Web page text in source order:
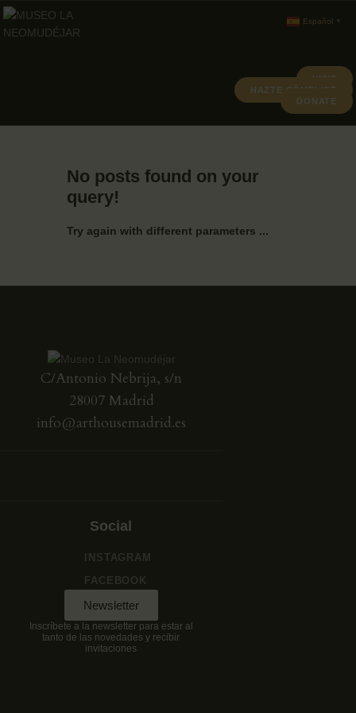
VISIT
HAZTE CÓMPLICE
DONATE
No posts found on your
query!
Try again with different parameters ...
C/Antonio Nebrija, s/n
28007 Madrid
info@arthousemadrid.es
Social
INSTAGRAM
FACEBOOK
Newsletter
Inscríbete a la newsletter para estar al
tanto de las novedades y recibir
invitaciones
Español